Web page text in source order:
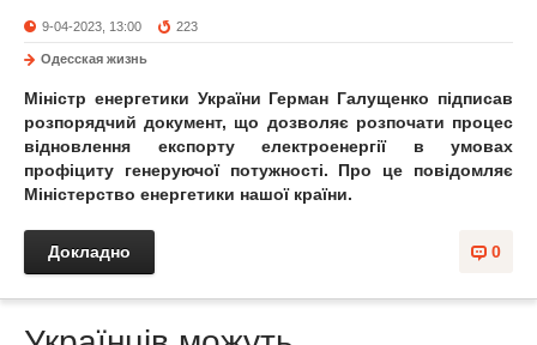
9-04-2023, 13:00 223
Одесская жизнь
Міністр енергетики України Герман Галущенко підписав
розпорядчий документ, що дозволяє розпочати процес
відновлення експорту електроенергії в умовах
профіциту генеруючої потужності. Про це повідомляє
Міністерство енергетики нашої країни.
0
Докладно